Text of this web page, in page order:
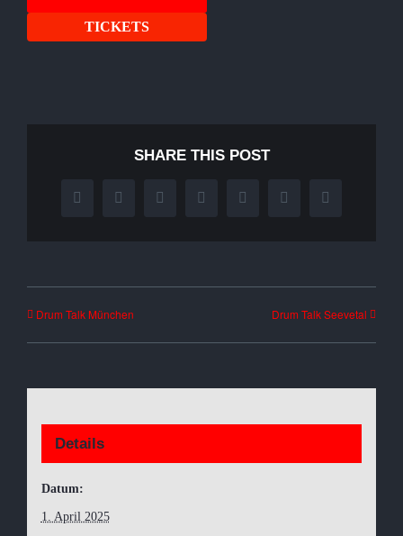
TICKETS
SHARE THIS POST
Facebook
X Reddit LinkedInWhatsAppTumblrPinterest
Drum Talk München Drum Talk Seevetal
Details
Datum:
1. April 2025